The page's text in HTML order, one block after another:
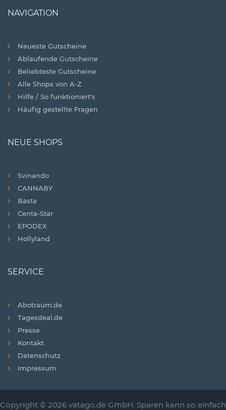
NAVIGATION
Neueste Gutscheine
Ablaufende Gutscheine
Beliebteste Gutscheine
Alle Shops von A-Z
Hilfe / So funktioniert's
Häufig gestellte Fragen
NEUE SHOPS
Svinando
CANNABY
Bästa
Centa-Star
EPODEX
Hollyland
SERVICE
Abotraum.de
Tagesdeal.de
Presse
Kontakt
Datenschutz
Impressum
Copyright © 2026 vatago.de GmbH. Sparen kann so einfach